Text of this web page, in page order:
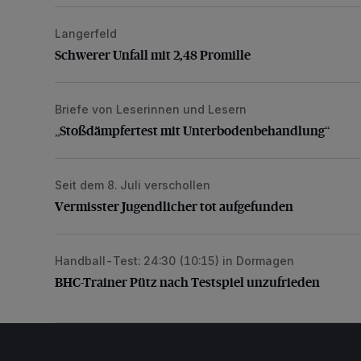
Schwerer Unfall mit 2,48 Promille
Langerfeld
Schwerer Unfall mit 2,48 Promille
„Stoßdämpfertest mit Unterbodenbehandlung“
Briefe von Leserinnen und Lesern
„Stoßdämpfertest mit Unterbodenbehandlung“
Vermisster Jugendlicher tot aufgefunden
Seit dem 8. Juli verschollen
Vermisster Jugendlicher tot aufgefunden
BHC-Trainer Pütz nach Testspiel unzufrieden
Handball-Test: 24:30 (10:15) in Dormagen
BHC-Trainer Pütz nach Testspiel unzufrieden